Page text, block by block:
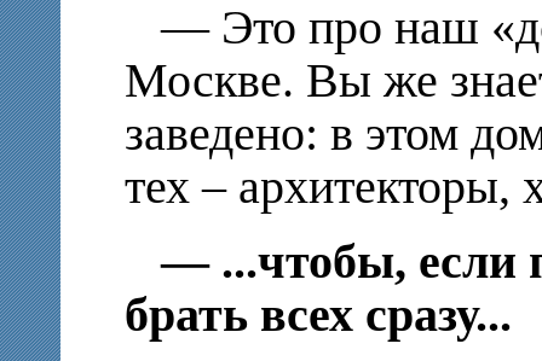
— Это про наш
Москве. Вы же
заведено: в этом
тех – архитекторы,
— ...чтобы, если
брать всех сразу...